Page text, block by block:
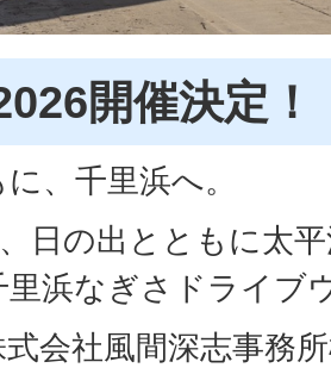
開催決定！
、千里浜へ。
日の出とともに太
里浜なぎさドライブ
式会社風間深志事務